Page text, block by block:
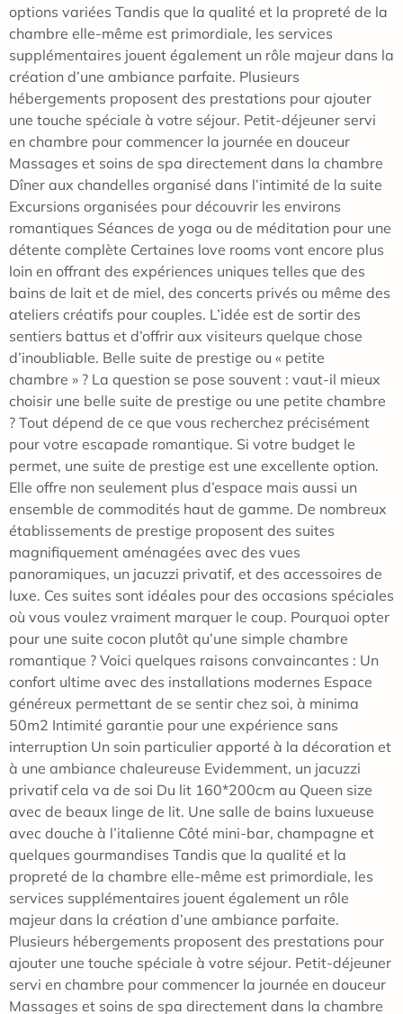
options variées Tandis que la qualité et la propreté de la
chambre elle-même est primordiale, les services
supplémentaires jouent également un rôle majeur dans la
création d’une ambiance parfaite. Plusieurs
hébergements proposent des prestations pour ajouter
une touche spéciale à votre séjour. Petit-déjeuner servi
en chambre pour commencer la journée en douceur
Massages et soins de spa directement dans la chambre
Dîner aux chandelles organisé dans l’intimité de la suite
Excursions organisées pour découvrir les environs
romantiques Séances de yoga ou de méditation pour une
détente complète Certaines love rooms vont encore plus
loin en offrant des expériences uniques telles que des
bains de lait et de miel, des concerts privés ou même des
ateliers créatifs pour couples. L’idée est de sortir des
sentiers battus et d’offrir aux visiteurs quelque chose
d’inoubliable. Belle suite de prestige ou « petite
chambre » ? La question se pose souvent : vaut-il mieux
choisir une belle suite de prestige ou une petite chambre
? Tout dépend de ce que vous recherchez précisément
pour votre escapade romantique. Si votre budget le
permet, une suite de prestige est une excellente option.
Elle offre non seulement plus d’espace mais aussi un
ensemble de commodités haut de gamme. De nombreux
établissements de prestige proposent des suites
magnifiquement aménagées avec des vues
panoramiques, un jacuzzi privatif, et des accessoires de
luxe. Ces suites sont idéales pour des occasions spéciales
où vous voulez vraiment marquer le coup. Pourquoi opter
pour une suite cocon plutôt qu’une simple chambre
romantique ? Voici quelques raisons convaincantes : Un
confort ultime avec des installations modernes Espace
généreux permettant de se sentir chez soi, à minima
50m2 Intimité garantie pour une expérience sans
interruption Un soin particulier apporté à la décoration et
à une ambiance chaleureuse Evidemment, un jacuzzi
privatif cela va de soi Du lit 160*200cm au Queen size
avec de beaux linge de lit. Une salle de bains luxueuse
avec douche à l’italienne Côté mini-bar, champagne et
quelques gourmandises Tandis que la qualité et la
propreté de la chambre elle-même est primordiale, les
services supplémentaires jouent également un rôle
majeur dans la création d’une ambiance parfaite.
Plusieurs hébergements proposent des prestations pour
ajouter une touche spéciale à votre séjour. Petit-déjeuner
servi en chambre pour commencer la journée en douceur
Massages et soins de spa directement dans la chambre